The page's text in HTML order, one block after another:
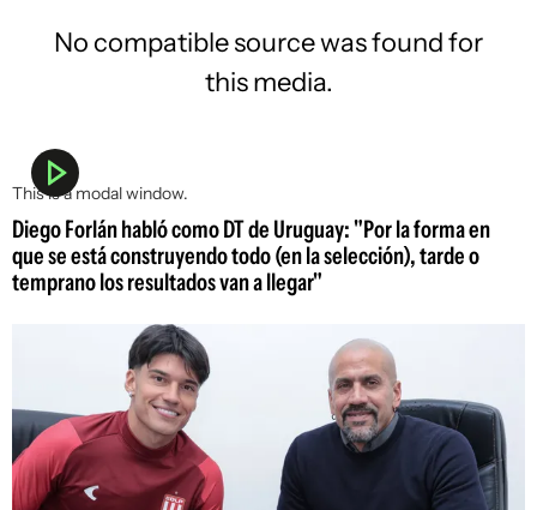
This is a modal window.
No compatible source was found for
this media.
Diego Forlán habló como DT de Uruguay: "Por la forma en
que se está construyendo todo (en la selección), tarde o
temprano los resultados van a llegar"